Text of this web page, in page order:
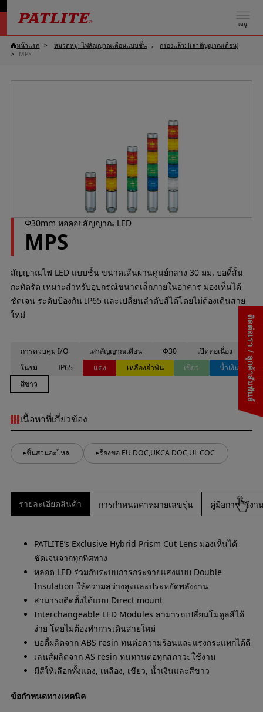
เมนู
ติดต่อเรา / ลูกค้าสัมพันธ์
หน้าแรก หมวดหมู่: ไฟสัญญาณเตือนแบบชั้น
กรองแล้ว: [เสาสัญญาณเตือน]
MPS
Φ30mm หอคอยสัญญาณ LED
MPS
สัญญาณไฟ LED แบบชั้น ขนาดเส้นผ่านศูนย์กลาง 30 มม. บอดี้สั้น
กะทัดรัด เหมาะสำหรับอุปกรณ์ขนาดเล็กภายในอาคาร มองเห็นได้
ชัดเจน ระดับป้องกัน IP65 และเปลี่ยนลำดับสีได้โดยไม่ต้องเดินสาย
ใหม่
การควบคุม I/O เสาสัญญาณเตือน Φ30
เปิดต่อเนื่อง
ในร่ม
IP65 แดง เหลืองอำพัน เขียว
น้ำเงิน
สีขาว
เนื้อหาที่เกี่ยวข้อง
ชิ้นส่วนอะไหล่ ร้องขอ EU DOC,UKCA DOC,UL COC
รายละเอียดสินค้า การกำหนดค่าหมายเลขรุ่น คู่มือการใช้งา
PATLITE’s Exclusive Hybrid Prism Cut Lens มองเห็นได้
ชัดเจนจากทุกทิศทาง
หลอด LED ร่วมกับระบบการกระจายแสงแบบ Double
Insulation ให้ความสว่างสูงและประหยัดพลังงาน
สามารถติดตั้งได้แบบ Direct mount
Interchangeable LED Modules สามารถเปลี่ยนโมดูลสีได้
ง่าย โดยไม่ต้องทำการเดินสายใหม่
บอดี้ผลิตจาก ABS resin ทนต่อความร้อนและแรงกระแทกได้ดี
เลนส์ผลิตจาก AS resin ทนทานต่อทุกสภาวะใช้งาน
มีสีให้เลือกทั้งแดง, เหลือง, เขียว, น้ำเงินและสีขาว
ข้อกำหนดทางเทคนิค